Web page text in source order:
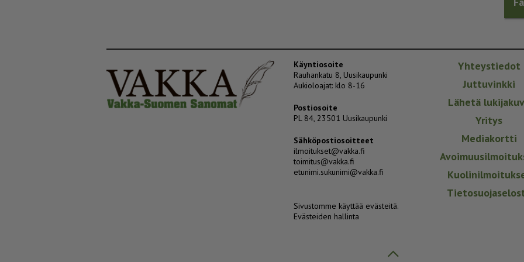
Käyntiosoite
Rauhankatu 8, Uusikaupunki
Aukioloajat: klo 8-16
Postiosoite
PL 84, 23501 Uusikaupunki
Sähköpostiosoitteet
ilmoitukset@vakka.fi
toimitus@vakka.fi
etunimi.sukunimi@vakka.fi
Sivustomme käyttää evästeitä.
Evästeiden hallinta
Yhteystiedot
Juttuvinkki
Lähetä
Yritys
Mediakortti